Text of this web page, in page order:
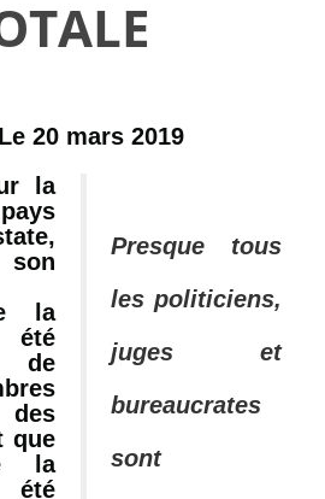
20 mars 2019
Presque tous
les politiciens,
juges et
bureaucrates
sont
la
la
de
des
que
la
été